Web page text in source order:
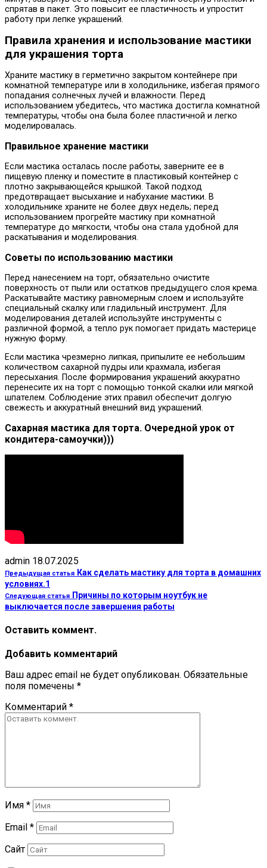
спрятав в пакет. Это повысит ее пластичность и упростит
работу при лепке украшений.
Правила хранения и использование мастики
для украшения торта
Храните мастику в герметично закрытом контейнере при
комнатной температуре или в холодильнике, избегая прямого
попадания солнечных лучей и влажности. Перед
использованием убедитесь, что мастика достигла комнатной
температуры, чтобы она была более пластичной и легко
моделировалась.
Правильное хранение мастики
Если мастика осталась после работы, заверните ее в
пищевую пленку и поместите в пластиковый контейнер с
плотно закрывающейся крышкой. Такой подход
предотвращает высыхание и набухание мастики. В
холодильнике храните не более двух недель; перед
использованием прогрейте мастику при комнатной
температуре до мягкости, чтобы она стала удобной для
раскатывания и моделирования.
Советы по использованию мастики
Перед нанесением на торт, обязательно очистите
поверхность от пыли или остатков предыдущего слоя крема.
Раскатывайте мастику равномерным слоем и используйте
специальный скалку или гладильный инструмент. Для
моделирования деталей используйте инструменты с
различной формой, а тепло рук помогает придать мастерице
нужную форму.
Если мастика чрезмерно липкая, припылите ее небольшим
количеством сахарной пудры или крахмала, избегая
пересыхания. После формирования украшений аккуратно
перенесите их на торт с помощью тонкой скалки или мягкой
шпателем. Соблюдение этих правил обеспечит долгую
свежесть и аккуратный внешний вид украшений.
Сахарная мастика для торта. Очередной урок от
кондитера-самоучки)))
admin 18.07.2025
Предыдущая статья Как сделать мастику для торта в домашних
условиях.1
Следующая статья Причины по которым ноутбук не
выключается после завершения работы
Оставить коммент.
Добавить комментарий
Ваш адрес email не будет опубликован. Обязательные
поля помечены *
Комментарий *
Имя *
Email *
Сайт